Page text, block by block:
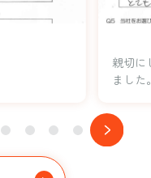
親切に
ました